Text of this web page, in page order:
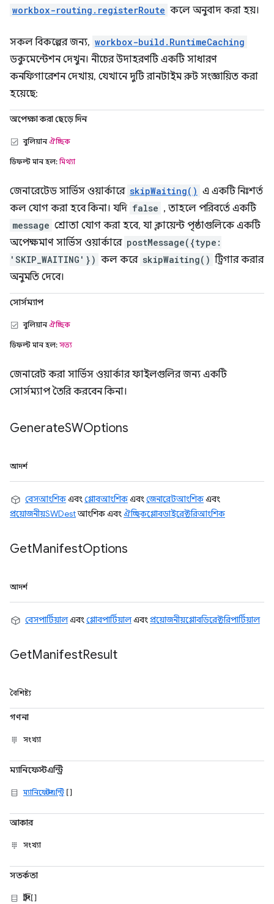
workbox-routing.registerRoute কলে অনুবাদ করা হয়।
সকল বিকল্পের জন্য, workbox-build.RuntimeCaching
ডকুমেন্টেশন দেখুন। নীচের উদাহরণটি একটি সাধারণ
কনফিগারেশন দেখায়, যেখানে দুটি রানটাইম রুট সংজ্ঞায়িত করা
হয়েছে:
অপেক্ষা করা ছেড়ে দিন
বুলিয়ানঐচ্ছিক
ডিফল্ট মান হল:মিথ্যা
জেনারেটেড সার্ভিস ওয়ার্কারে skipWaiting() এ একটি নিঃশর্ত
কল যোগ করা হবে কিনা। যদি false , তাহলে পরিবর্তে একটি
message শ্রোতা যোগ করা হবে, যা ক্লায়েন্ট পৃষ্ঠাগুলিকে একটি
অপেক্ষমাণ সার্ভিস ওয়ার্কারে postMessage({type:
'SKIP_WAITING'}) কল করে skipWaiting() ট্রিগার করার
অনুমতি দেবে।
সোর্সম্যাপ
বুলিয়ানঐচ্ছিক
ডিফল্ট মান হল: সত্য
জেনারেট করা সার্ভিস ওয়ার্কার ফাইলগুলির জন্য একটি
সোর্সম্যাপ তৈরি করবেন কিনা।
GenerateSWOptions
আদর্শ
বেসআংশিকএবংগ্লোবআংশিকএবংজেনারেটআংশিকএবং
প্রয়োজনীয়SWDestআংশিক এবংঐচ্ছিকগ্লোবডাইরেক্টরিআংশিক
GetManifestOptions
আদর্শ
বেসপার্টিয়ালএবংগ্লোবপার্টিয়ালএবংপ্রয়োজনীয়গ্লোবডিরেক্টরিপার্টিয়াল
GetManifestResult
বৈশিষ্ট্য
গণনা
সংখ্যা
ম্যানিফেস্টএন্ট্রি
ম্যানিফেস্টএন্ট্রি []
আকার
সংখ্যা
সতর্কতা
স্ট্রিং[]